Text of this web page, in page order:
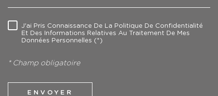
RÈGLEMENTATION
J'ai Pris Connaissance De La Politique De Confidentialité
Et Des Informations Relatives Au Traitement De Mes
Données Personnelles (*)
* Champ obligatoire
ENVOYER